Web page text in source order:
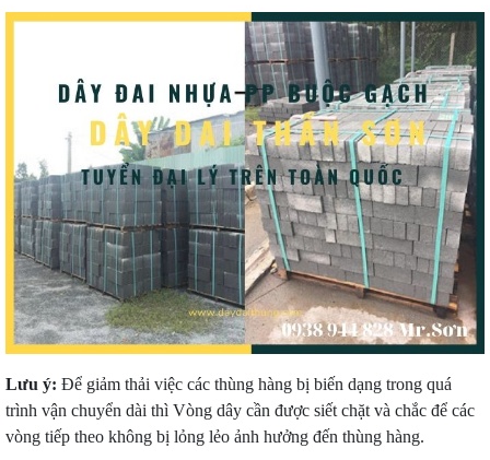
Lưu ý: Để giảm thải việc các thùng hàng bị biến dạng trong quá
trình vận chuyển dài thì Vòng dây cần được siết chặt và chắc để các
vòng tiếp theo không bị lỏng lẻo ảnh hưởng đến thùng hàng.